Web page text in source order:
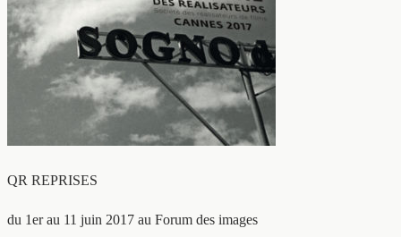
QR REPRISES
du 1er au 11 juin 2017 au Forum des images